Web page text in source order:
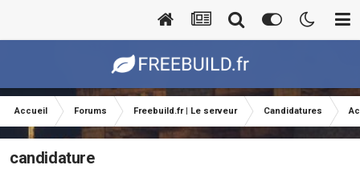
Accueil Forums Freebuild.fr | Le serveur Candidatures
candidature